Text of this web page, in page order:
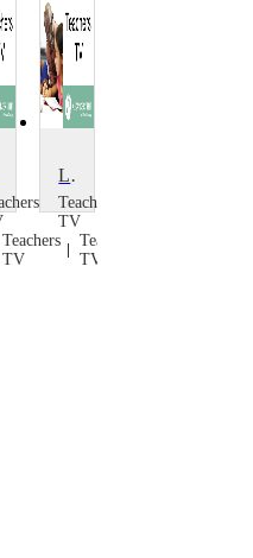
Teachers
TV
Lead Learners
Teachers
TV
Teachers
TV